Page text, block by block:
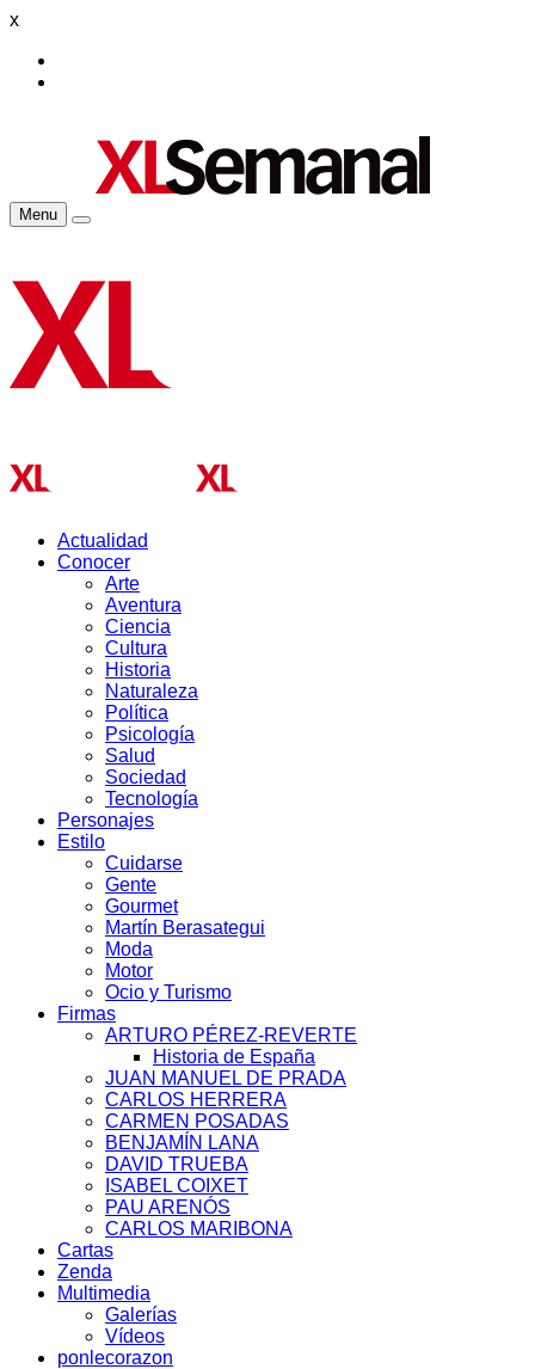
x
Menu
Actualidad
Conocer
Arte
Aventura
Ciencia
Cultura
Historia
Naturaleza
Política
Psicología
Salud
Sociedad
Tecnología
Personajes
Estilo
Cuidarse
Gente
Gourmet
Martín Berasategui
Moda
Motor
Ocio y Turismo
Firmas
ARTURO PÉREZ-REVERTE
Historia de España
JUAN MANUEL DE PRADA
CARLOS HERRERA
CARMEN POSADAS
BENJAMÍN LANA
DAVID TRUEBA
ISABEL COIXET
PAU ARENÓS
CARLOS MARIBONA
Cartas
Zenda
Multimedia
Galerías
Vídeos
ponlecorazon